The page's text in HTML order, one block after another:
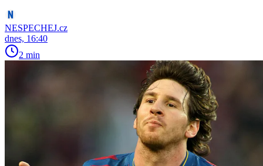
NESPECHEJ.cz
dnes, 16:40
2 min